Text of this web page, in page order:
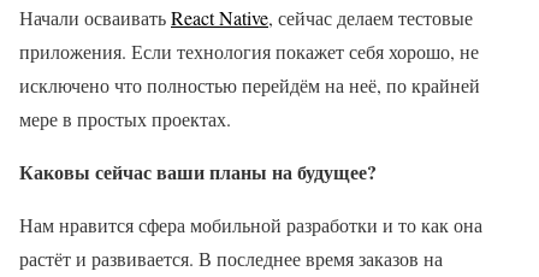
Начали осваиватьReact Native, сейчас делаем тестовые
приложения. Если технология покажет себя хорошо, не
исключено что полностью перейдём на неё, по крайней
мере в простых проектах.
Каковы сейчас ваши планы на будущее?
Нам нравится сфера мобильной разработки и то как она
растёт и развивается. В последнее время заказов на